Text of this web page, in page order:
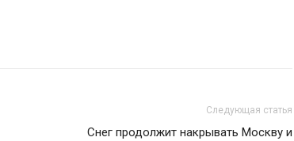
Следующая статья
Снег продолжит накрывать Москву и